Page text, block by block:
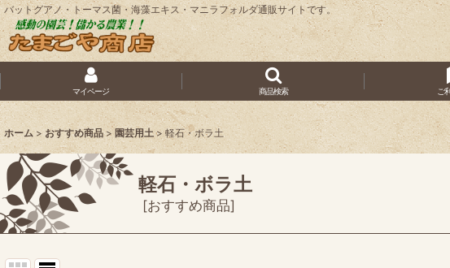
バットグアノ・トーマス菌・海藻エキス・マニラフォルダ通販サイトです。
マイページ 商品検索 ご
ホーム > おすすめ商品 > 園芸用土 > 軽石・ボラ土
軽石・ボラ土
[おすすめ商品]